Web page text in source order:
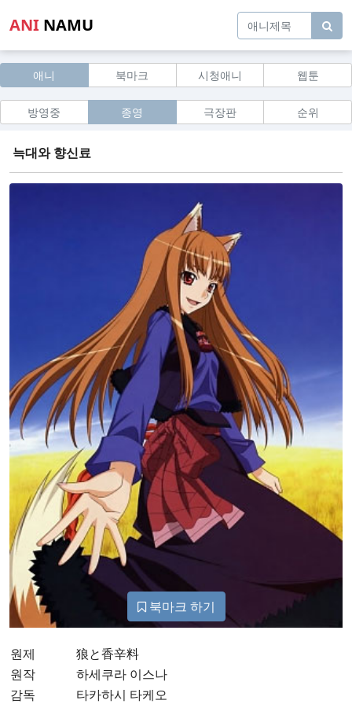
ANI NAMU
애니 북마크 시청애니 웹툰
방영중 종영 극장판 순위
늑대와 향신료
북마크 하기
원제
狼と香辛料
원작
하세쿠라 이스나
감독
타카하시 타케오